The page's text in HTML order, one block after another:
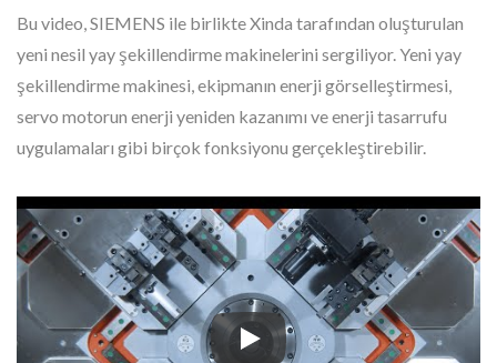
Bu video, SIEMENS ile birlikte Xinda tarafından oluşturulan
yeni nesil yay şekillendirme makinelerini sergiliyor. Yeni yay
şekillendirme makinesi, ekipmanın enerji görselleştirmesi,
servo motorun enerji yeniden kazanımı ve enerji tasarrufu
uygulamaları gibi birçok fonksiyonu gerçekleştirebilir.
Bu video, SIEMENS ile birlikte